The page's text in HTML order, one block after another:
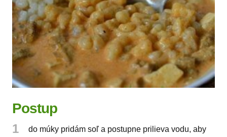
Postup
1
do múky pridám soľ a postupne prilieva vodu, aby